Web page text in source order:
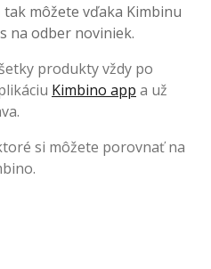
tak môžete vďaka Kimbinu
na odber noviniek.
produkty vždy po
Kimbino app a už
si môžete porovnať na